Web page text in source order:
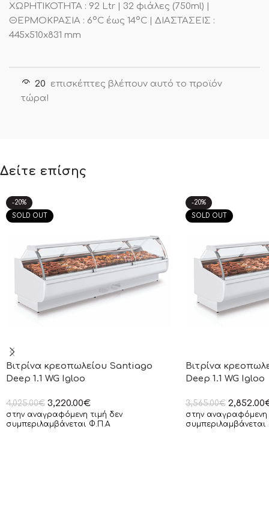
ΧΩΡΗΤΙΚΟΤΗΤΑ : 92 Ltr | 32 φιάλες (750ml) |
ΘΕΡΜΟΚΡΑΣΙΑ : 6°C έως 14°C | ΔΙΑΣΤΑΣΕΙΣ :
445x510x831 mm
20 επισκέπτες βλέπουν αυτό το προϊόν
τώρα!
Δείτε επίσης
-20%
SOLD OUT
Βιτρίνα κρεοπωλείου Santiago
Deep 1.1 WG Igloo
4,025.00€ 3,220.00€
στην αναγραφόμενη τιμή δεν
συμπεριλαμβάνεται Φ.Π.Α
-20%
SOLD OUT
Βιτρίνα
Deep 1.1 WG Igloo
3,565.00€ 2,852.00
στην αναγραφόμενη